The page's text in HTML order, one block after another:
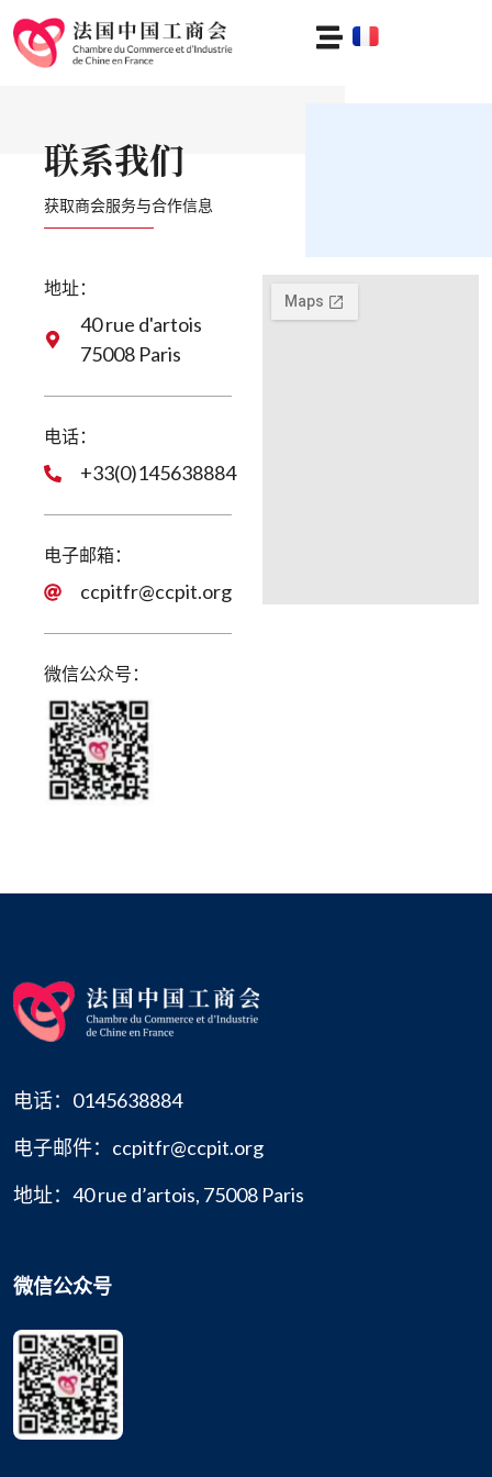
联系我们
获取商会服务与合作信息
地址：
40 rue d'artois
75008 Paris
电话：
+33(0)145638884
电子邮箱：​​
ccpitfr@ccpit.org
微信公众号：​
电话：0145638884
电子邮件：ccpitfr@ccpit.org
地址：40 rue d’artois, 75008 Paris
微信公众号